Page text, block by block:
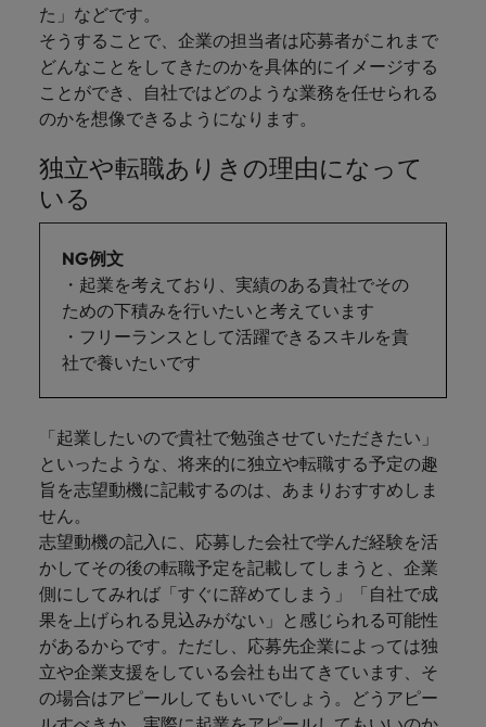
た」などです。
そうすることで、企業の担当者は応募者がこれまで
どんなことをしてきたのかを具体的にイメージする
ことができ、自社ではどのような業務を任せられる
のかを想像できるようになります。
独立や転職ありきの理由になって
いる
NG例文
・起業を考えており、実績のある貴社でその
ための下積みを行いたいと考えています
・フリーランスとして活躍できるスキルを貴
社で養いたいです
「起業したいので貴社で勉強させていただきたい」
といったような、将来的に独立や転職する予定の趣
旨を志望動機に記載するのは、あまりおすすめしま
せん。
志望動機の記入に、応募した会社で学んだ経験を活
かしてその後の転職予定を記載してしまうと、企業
側にしてみれば「すぐに辞めてしまう」「自社で成
果を上げられる見込みがない」と感じられる可能性
があるからです。ただし、応募先企業によっては独
立や企業支援をしている会社も出てきています、そ
の場合はアピールしてもいいでしょう。どうアピー